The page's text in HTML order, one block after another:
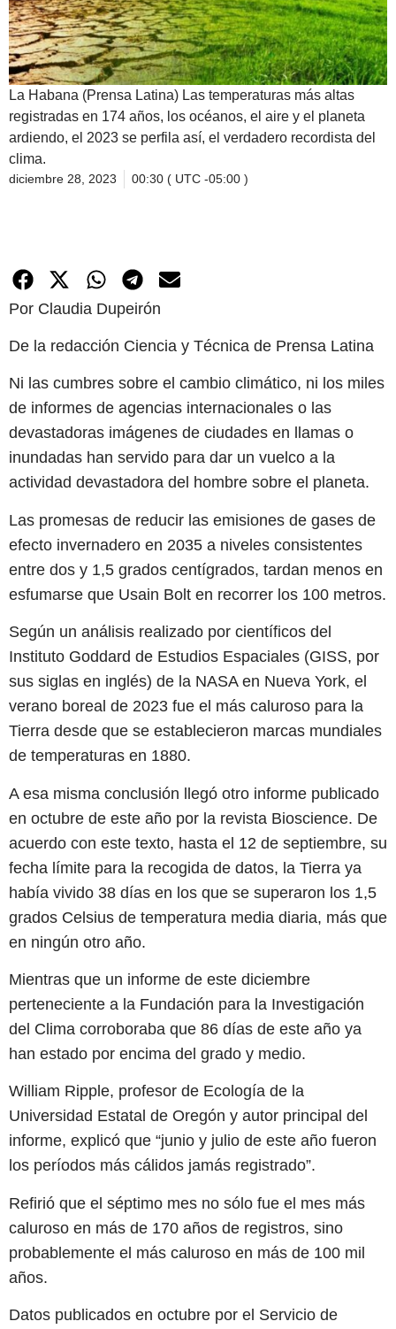
La Habana (Prensa Latina) Las temperaturas más altas
registradas en 174 años, los océanos, el aire y el planeta
ardiendo, el 2023 se perfila así, el verdadero recordista del
clima.
diciembre 28, 2023 00:30 ( UTC -05:00 )
Por Claudia Dupeirón
De la redacción Ciencia y Técnica de Prensa Latina
Ni las cumbres sobre el cambio climático, ni los miles
de informes de agencias internacionales o las
devastadoras imágenes de ciudades en llamas o
inundadas han servido para dar un vuelco a la
actividad devastadora del hombre sobre el planeta.
Las promesas de reducir las emisiones de gases de
efecto invernadero en 2035 a niveles consistentes
entre dos y 1,5 grados centígrados, tardan menos en
esfumarse que Usain Bolt en recorrer los 100 metros.
Según un análisis realizado por científicos del
Instituto Goddard de Estudios Espaciales (GISS, por
sus siglas en inglés) de la NASA en Nueva York, el
verano boreal de 2023 fue el más caluroso para la
Tierra desde que se establecieron marcas mundiales
de temperaturas en 1880.
A esa misma conclusión llegó otro informe publicado
en octubre de este año por la revista Bioscience. De
acuerdo con este texto, hasta el 12 de septiembre, su
fecha límite para la recogida de datos, la Tierra ya
había vivido 38 días en los que se superaron los 1,5
grados Celsius de temperatura media diaria, más que
en ningún otro año.
Mientras que un informe de este diciembre
perteneciente a la Fundación para la Investigación
del Clima corroboraba que 86 días de este año ya
han estado por encima del grado y medio.
William Ripple, profesor de Ecología de la
Universidad Estatal de Oregón y autor principal del
informe, explicó que “junio y julio de este año fueron
los períodos más cálidos jamás registrado”.
Refirió que el séptimo mes no sólo fue el mes más
caluroso en más de 170 años de registros, sino
probablemente el más caluroso en más de 100 mil
años.
Datos publicados en octubre por el Servicio de